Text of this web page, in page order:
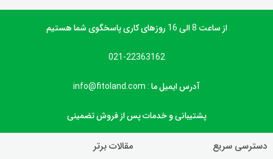
از ساعت 8 الی 16 روزهای کاری پاسخگوی شما هستیم
021-22363162
آدرس ایمیل ما : info@fitoland.com
پشتیبانی و خدمات پس از فروش تضمینی
دسترسی سریع مقالات برتر